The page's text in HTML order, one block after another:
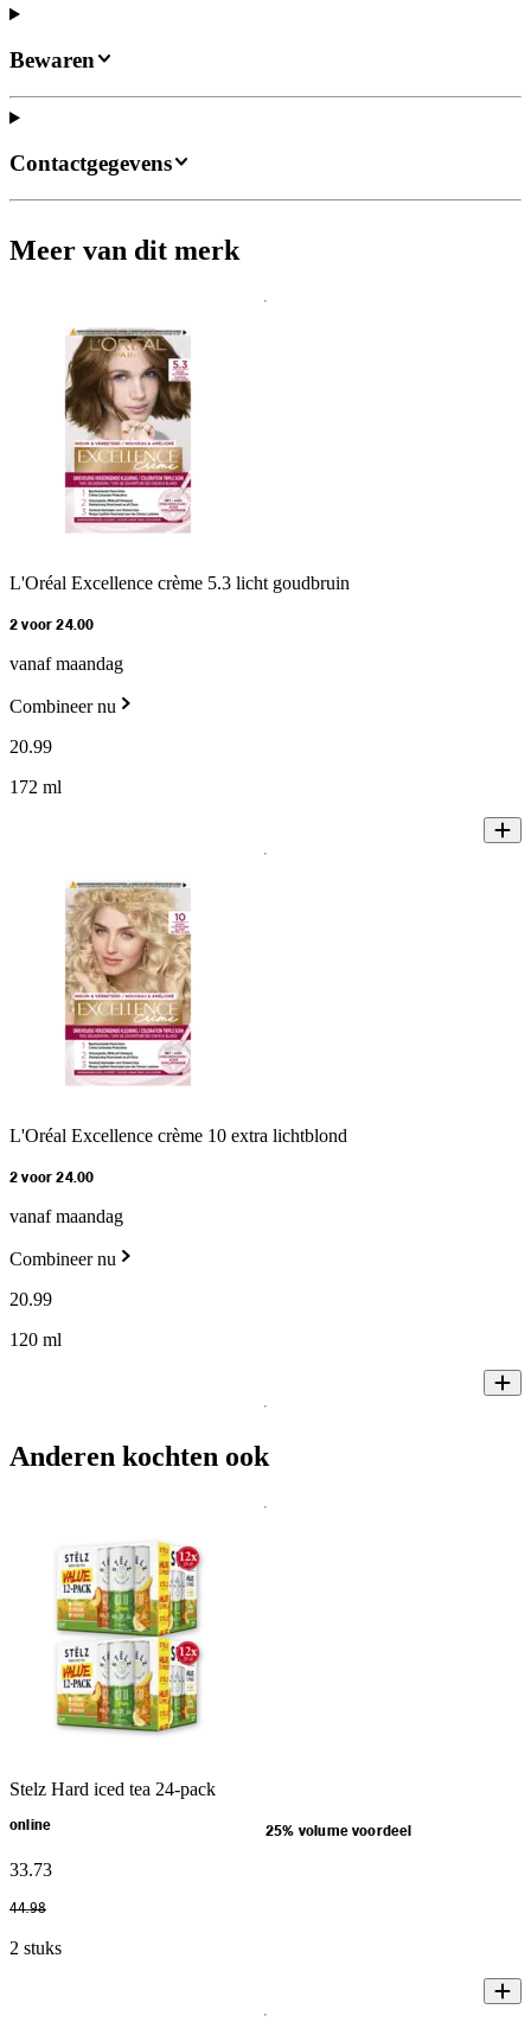
Bewaren
Contactgegevens
Meer van dit merk
L'Oréal Excellence crème 5.3 licht goudbruin
2 voor 24.00
vanaf maandag
Combineer nu
20.99
172 ml
L'Oréal Excellence crème 10 extra lichtblond
2 voor 24.00
vanaf maandag
Combineer nu
20.99
120 ml
Anderen kochten ook
Stelz Hard iced tea 24-pack
online 25% volume voordeel
33.73
44.98
2 stuks